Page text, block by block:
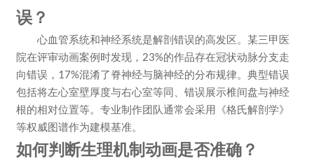
误？
心血管系统和神经系统是解剖错误的高发区。某三甲医
院在评审动画案例时发现，23%的作品存在冠状动脉分支走
向错误，17%混淆了脊神经与脑神经的分布规律。典型错误
包括将左心室壁厚度与右心室等同、错误展示椎间盘与神经
根的相对位置等。专业制作团队通常会采用《格氏解剖学》
等权威图谱作为建模基准。
如何判断生理机制动画是否准确？